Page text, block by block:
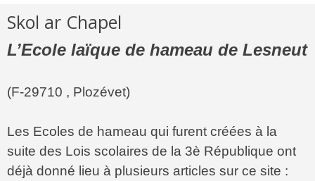
Skol ar Chapel
L’Ecole laïque de hameau de Lesneut
(F-29710 , Plozévet)
Les Ecoles de hameau qui furent créées à la
suite des Lois scolaires de la 3è République ont
déjà donné lieu à plusieurs articles sur ce site :